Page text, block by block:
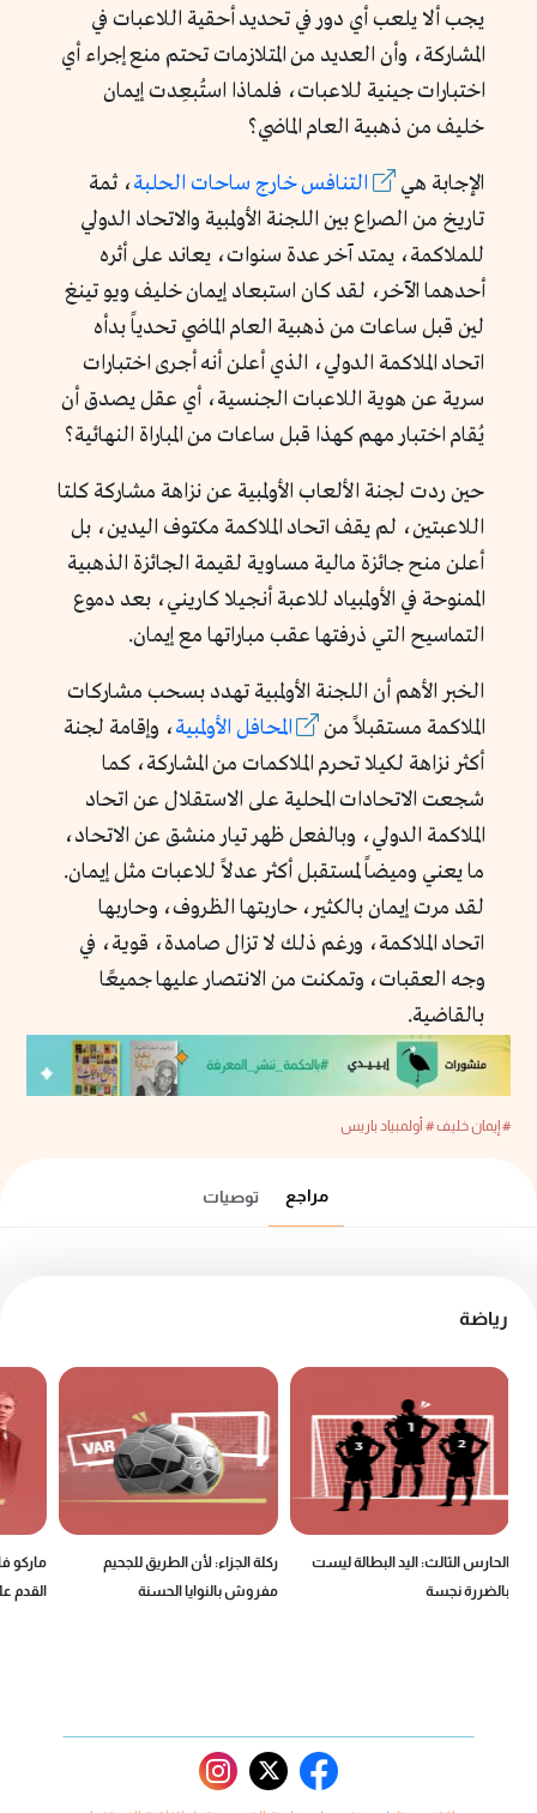
يجب ألا يلعب أي دور في تحديد أحقية اللاعبات في
المشاركة، وأن العديد من المتلازمات تحتم منع إجراء أي
اختبارات جينية للاعبات، فلماذا استُبعِدت إيمان
خليف من ذهبية العام الماضي؟
الإجابة هي التنافس خارج ساحات الحلبة، ثمة
تاريخ من الصراع بين اللجنة الأولمبية والاتحاد الدولي
للملاكمة، يمتد آخر عدة سنوات، يعاند على أثره
أحدهما الآخر، لقد كان استبعاد إيمان خليف ويو تينغ
لين قبل ساعات من ذهبية العام الماضي تحدياً بدأه
اتحاد الملاكمة الدولي، الذي أعلن أنه أجرى اختبارات
سرية عن هوية اللاعبات الجنسية، أي عقل يصدق أن
يُقام اختبار مهم كهذا قبل ساعات من المباراة النهائية؟
حين ردت لجنة الألعاب الأولمبية عن نزاهة مشاركة كلتا
اللاعبتين، لم يقف اتحاد الملاكمة مكتوف اليدين، بل
أعلن منح جائزة مالية مساوية لقيمة الجائزة الذهبية
الممنوحة في الأولمبياد للاعبة أنجيلا كاريني، بعد دموع
التماسيح التي ذرفتها عقب مباراتها مع إيمان.
الخبر الأهم أن اللجنة الأولمبية تهدد بسحب مشاركات
الملاكمة مستقبلاً من
المحافل الأولمبية، وإقامة لجنة
أكثر نزاهة لكيلا تحرم الملاكمات من المشاركة، كما
شجعت الاتحادات المحلية على الاستقلال عن اتحاد
الملاكمة الدولي، وبالفعل ظهر تيار منشق عن الاتحاد،
ما يعني وميضاً لمستقبل أكثر عدلاً للاعبات مثل إيمان.
لقد مرت إيمان بالكثير، حاربتها الظروف، وحاربها
اتحاد الملاكمة، ورغم ذلك لا تزال صامدة، قوية، في
وجه العقبات، وتمكنت من الانتصار عليها جميعًا
بالقاضية.
# إيمان خليف# أولمبياد باريس
مراجع توصيات
رياضة
الحارس الثالث: اليد البطالة ليست
بالضررة نجسة
ركلة الجزاء: لأن الطريق للجحيم
مفروش بالنوايا الحسنة
ماركو
القدم